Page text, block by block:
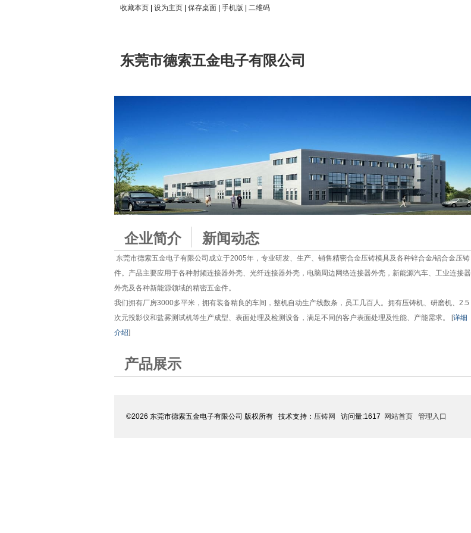
收藏本页 设为主页 保存桌面 手机版 二维码
东莞市德索五金电子有限公司
企业简介 新闻动态
东莞市德索五金电子有限公司成立于2005年，专业研发、生产、销售精密合金压铸模具及各种锌合金/铝合金压铸
件。产品主要应用于各种射频连接器外壳、光纤连接器外壳，电脑周边网络连接器外壳，新能源汽车、工业连接器
外壳及各种新能源领域的精密五金件。
我们拥有厂房3000多平米，拥有装备精良的车间，整机自动生产线数条，员工几百人。拥有压铸机、研磨机、2.5
次元投影仪和盐雾测试机等生产成型、表面处理及检测设备，满足不同的客户表面处理及性能、产能需求。 [详细
介绍]
产品展示
©2026 东莞市德索五金电子有限公司 版权所有 技术支持： 压铸网 访问量:1617 网站首页 管理入口